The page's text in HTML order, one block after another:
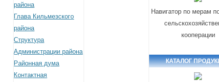
района
Глава Кильмезского
района
Структура
Администрации района
Районная дума
Контактная
Навигатор по мерам
кооперации
КАТАЛОГ